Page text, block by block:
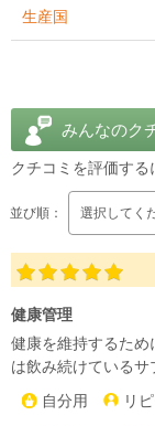
生産国
みんなのク
クチコミを評価する
並び順： 選択してく
健康管理
健康を維持するた
は飲み続けているサ
自分用
リ